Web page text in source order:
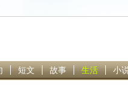
短文 故事 生活 小